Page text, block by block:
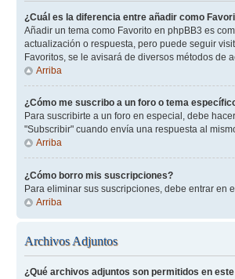
¿Cuál es la diferencia entre añadir como
Añadir un tema como Favorito en phpBB3 es
actualización o respuesta, pero puede seguir
Favoritos, se le avisará de diversos métodos de
Arriba
¿Cómo me suscribo a un foro o tema
Para suscribirte a un foro en especial, debe
"Subscribir" cuando envía una respuesta al
Arriba
¿Cómo borro mis suscripciones?
Para eliminar sus suscripciones, debe entrar en
Arriba
Archivos Adjuntos
¿Qué archivos adjuntos son permitidos en